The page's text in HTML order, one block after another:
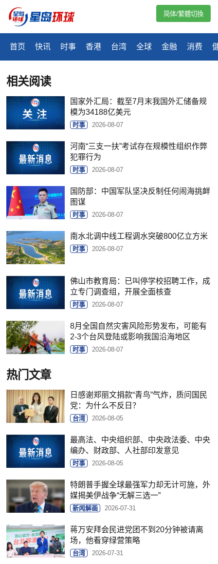
首页 快讯 时事 香港 台湾 全球 金融 消费
简体/繁體切換
相关阅读
国家外汇局：截至7月末我国外汇储备规
模为34188亿美元
时事 2026-08-07
河南“三支一扶”考试存在规模性组织作弊
犯罪行为
时事 2026-08-07
国防部：中国军队坚决反制任何闹海挑衅
图谋
时事 2026-08-07
南水北调中线工程调水突破800亿立方米
时事 2026-08-07
佛山市教育局：已叫停学校招聘工作，成
立专门调查组，开展全面核查
时事 2026-08-07
8月全国自然灾害风险形势发布，可能有
2-3个台风登陆或影响我国沿海地区
时事 2026-08-07
热门文章
日感谢郑丽文捐款“青鸟”气炸，质问国民
党：为什么不反日？
台湾 2026-08-05
最高法、中央组织部、中央政法委、中央
编办、财政部、人社部印发意见
时事 2026-08-05
特朗普手握全球最强军力却无计可施，外
媒揭美伊战争“无解三选一”
新闻解画 2026-07-31
蒋万安拜会民进党团不到20分钟被请离
场，他看穿绿营策略
台湾 2026-07-31